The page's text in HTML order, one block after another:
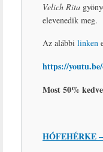
Velich Rita
elevenedik meg.
Az alábbi linken
https://
Most 50%
HÓFEHÉRKE